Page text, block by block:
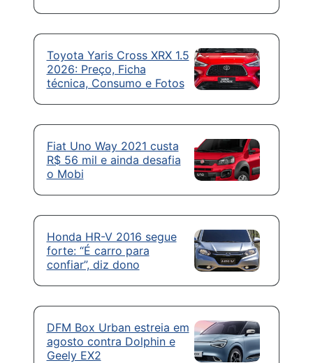
Toyota Yaris Cross XRX 1.5
2026: Preço, Ficha
técnica, Consumo e Fotos
Fiat Uno Way 2021 custa
R$ 56 mil e ainda desafia
o Mobi
Honda HR-V 2016 segue
forte: “É carro para
confiar”, diz dono
DFM Box Urban estreia em
agosto contra Dolphin e
Geely EX2